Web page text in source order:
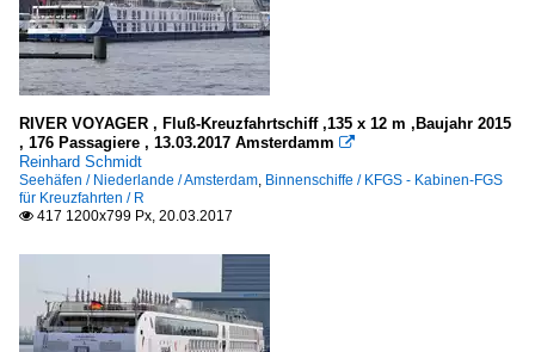
Seeschiffe
Kreuzfahrt-/ Passagierschiffe
C
COSTA ...
K
N
RIVER VOYAGER , Fluß-Kreuzfahrtschiff ,135 x 12 m ,Baujahr 2015
, 176 Passagiere , 13.03.2017 Amsterdamm 
Reinhard Schmidt
Seehäfen / Niederlande / Amsterdam, Binnenschiffe / KFGS - Kabinen-FGS
für Kreuzfahrten / R
 417 1200x799 Px, 20.03.2017